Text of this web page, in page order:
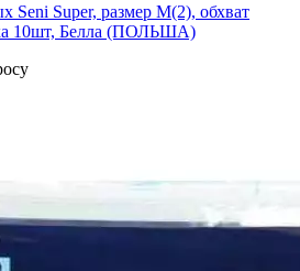
Seni Super, размер М(2), обхват
10шт, Белла (ПОЛЬША)